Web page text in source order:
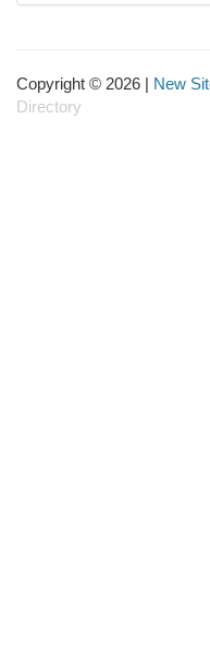
Copyright © 2026 | New
Directory